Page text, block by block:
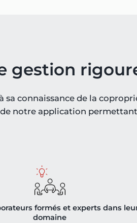
gestion
connaissance de la
notre application
formés et experts dans
domaine